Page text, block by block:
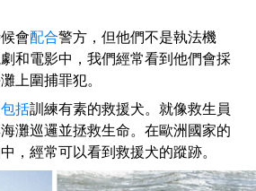
會配合警方，但他們不是執法機
和電影中，我們經常看到他們會採
上圍捕罪犯。
包括訓練有素的救援犬。就像救生員
灘巡邏並拯救生命。在歐洲國家的
，經常可以看到救援犬的蹤跡。